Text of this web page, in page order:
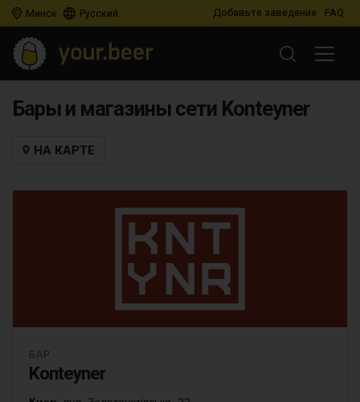
Минск Русский Добавьте заведение FAQ
Бары и магазины сети Konteyner
НА КАРТЕ
БАР
Konteyner